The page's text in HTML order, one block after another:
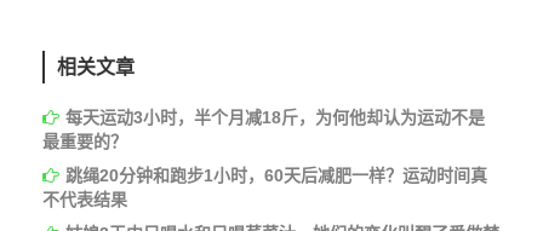
相关文章
每天运动3小时，半个月减18斤，为何他却认为运动不是
最重要的？
跳绳20分钟和跑步1小时，60天后减肥一样？运动时间真
不代表结果